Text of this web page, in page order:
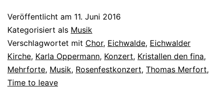
Veröffentlicht am 11. Juni 2016
Kategorisiert als Musik
Verschlagwortet mit Chor, Eichwalde, Eichwalder
Kirche, Karla Oppermann, Konzert, Kristallen den fina,
Mehrforte, Musik, Rosenfestkonzert, Thomas Merfort,
Time to leave